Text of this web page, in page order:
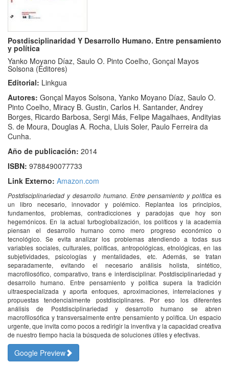
Postdisciplinaridad Y Desarrollo Humano. Entre pensamiento
y política
Yanko Moyano Díaz, Saulo O. Pinto Coelho, Gonçal Mayos
Solsona (Editores)
Editorial: Linkgua
Autores: Gonçal Mayos Solsona, Yanko Moyano Díaz, Saulo O.
Pinto Coelho, Miracy B. Gustin, Carlos H. Santander, Andrey
Borges, Ricardo Barbosa, Sergi Más, Felipe Magalhaes, Andityias
S. de Moura, Douglas A. Rocha, Lluis Soler, Paulo Ferreira da
Cunha.
Año de publicación: 2014
ISBN: 9788490077733
Link Externo: Amazon.com
Postdisciplinariedad y desarrollo humano. Entre pensamiento y política es
un libro necesario, innovador y polémico. Replantea los principios,
fundamentos, problemas, contradicciones y paradojas que hoy son
hegemónicos. En la actual turboglobalización, los políticos y la academia
piensan el desarrollo humano como mero progreso económico o
tecnológico. Se evita analizar los problemas atendiendo a todas sus
variables sociales, culturales, políticas, antropológicas, etnológicas, en las
subjetividades, psicologías y mentalidades, etc. Además, se tratan
separadamente, evitando el necesario análisis holista, sintético,
macrofilosófico, comparativo, trans e interdisciplinar. Postdisciplinariedad y
desarrollo humano. Entre pensamiento y política supera la tradición
ultraespecializada y aporta enfoques, aproximaciones, interrelaciones y
propuestas tendencialmente postdisciplinares. Por eso los diferentes
análisis de Postdisciplinariedad y desarrollo humano se abren
macrofilosófica y transversalmente entre pensamiento y política. Un espacio
urgente, que invita como pocos a redirigir la inventiva y la capacidad creativa
de nuestro tiempo hacia la búsqueda de soluciones útiles y efectivas.
Google Preview